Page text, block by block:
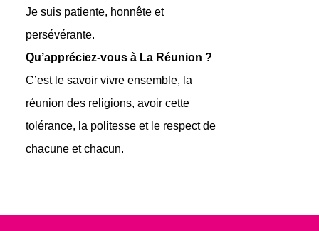
Je suis patiente, honnête et
persévérante.
Qu’appréciez-vous à La Réunion ?
C’est le savoir vivre ensemble, la
réunion des religions, avoir cette
tolérance, la politesse et le respect de
chacune et chacun.